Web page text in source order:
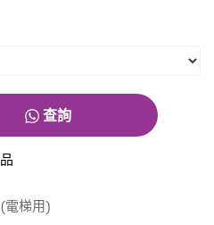
查詢
電梯用)